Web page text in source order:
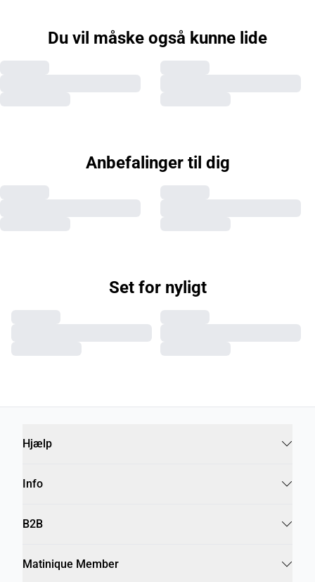
Du vil måske også kunne lide
Anbefalinger til dig
Set for nyligt
Hjælp
Info
B2B
Matinique Member